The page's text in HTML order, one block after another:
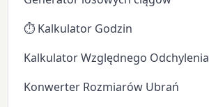
⏱️ Kalkulator Godzin
Kalkulator Względnego
Konwerter Rozmiarów Ubrań